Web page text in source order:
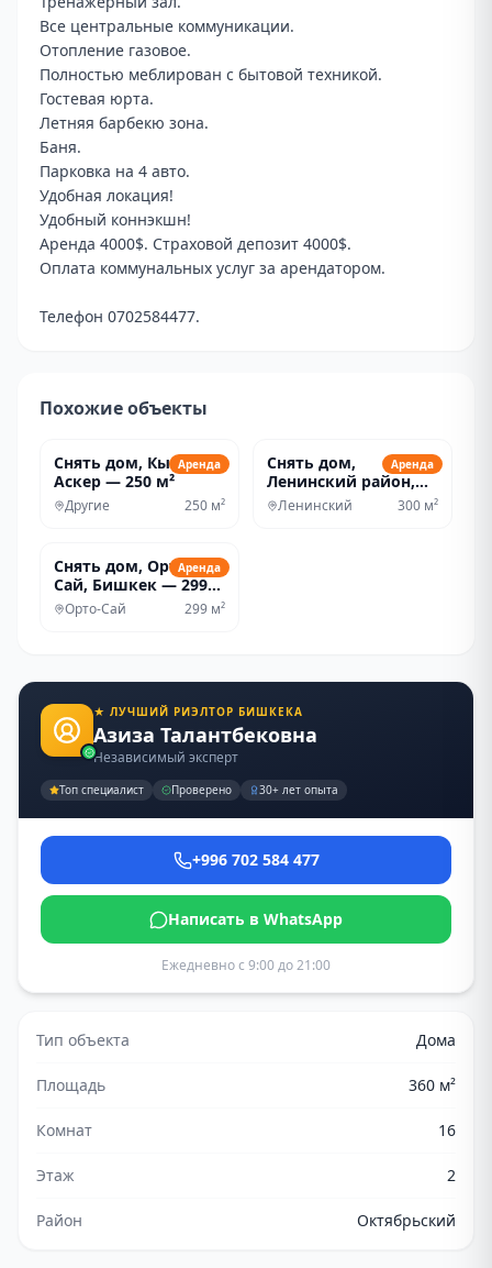
Все центральные коммуникации.
Отопление газовое.
Полностью меблирован с бытовой техникой.
Гостевая юрта.
Летняя барбекю зона.
Баня.
Парковка на 4 авто.
Удобная локация!
Удобный коннэкшн!
Аренда 4000$. Страховой депозит 4000$.
Оплата коммунальных услуг за арендатором.
Телефон 0702584477.
Похожие объекты
262 350 сом/мес
Аренда
Снять дом, Кызыл-
Аскер — 250 м²
Другие 250 м²
Аренда
Снять дом,
Ленинский район,
Бишкек — 300 м²
Ленинский 300 м²
262 350 сом
Аренда
Снять дом, Орто-
Сай, Бишкек — 299
м²Орто-Сай 299 м²
★ ЛУЧШИЙ РИЭЛТОР БИШКЕКА
Азиза Талантбековна
Независимый эксперт
Топ специалист Проверено 30+ лет опыта
+996 702 584 477
Написать в WhatsApp
Ежедневно с 9:00 до 21:00
Тип объекта Дома
Площадь 360 м²
Комнат 16
Этаж 2
Район Октябрьский